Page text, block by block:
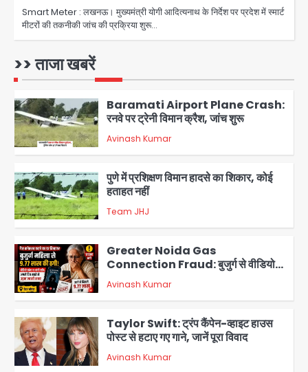
Smart Meter : लखनऊ। मुख्यमंत्री योगी आदित्यनाथ के निर्देश पर प्रदेश में स्मार्ट
मीटरों की तकनीकी जांच की प्रक्रिया शुरू…
>> ताजा खबरें
1
Air India Phuket Delhi flight:
2
Baramati Airport Plane Crash:
रनवे पर ट्रेनी विमान क्रैश, जांच शुरू
Avinash Kumar
3
पुणे में प्रशिक्षण विमान हादसे का शिकार, कोई
हताहत नहीं
Team JHJ
4
Greater Noida Gas
Connection Fraud: बुजुर्ग से वीडियो
कॉल पर 9.77 लाख की साइबर फ्रॉड
Avinash Kumar
5
Taylor Swift: ट्रंप कैंपेन-व्हाइट हाउस
पोस्ट से हटाए गए गाने, जानें पूरा विवाद
Avinash Kumar